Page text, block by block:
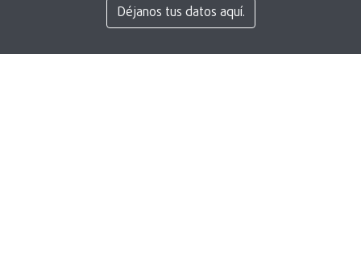
Déjanos tus datos aquí.